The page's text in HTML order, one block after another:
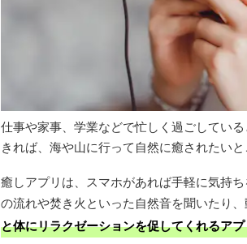
仕事や家事、学業などで忙しく過ごしてい
きれば、海や山に行って自然に癒されたい
癒しアプリは、スマホがあれば手軽に気持
の流れや焚き火といった自然音を聞いたり
と体にリラクゼーションを促してくれるア